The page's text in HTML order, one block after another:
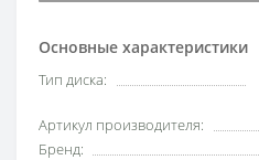
Основные характеристики
Тип диска:
Артикул производителя:
Бренд: